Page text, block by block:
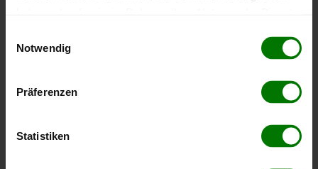
Notwendig
Präferenzen
Statistiken
Zeitraum
Tiefststand
397,87 €
08.07.2026